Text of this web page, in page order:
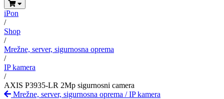
iPon
/
Shop
/
Mrežne, server, sigurnosna oprema
/
IP kamera
/
AXIS P3935-LR 2Mp sigurnosni camera
Mrežne, server, sigurnosna oprema /IP kamera